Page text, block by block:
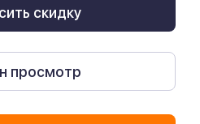
скидку
просмотр